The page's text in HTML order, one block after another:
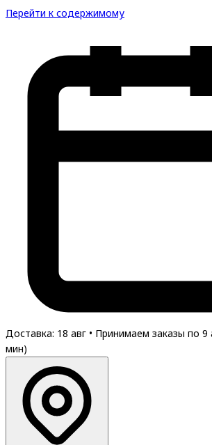
Перейти к содержимому
Доставка: 18 авг • Принимаем заказы по 9
мин)